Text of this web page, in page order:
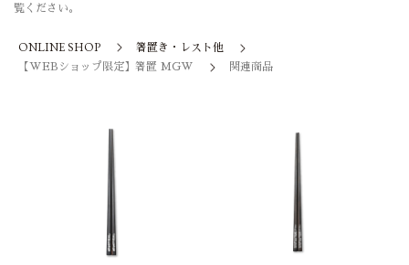
覧ください。
ONLINE SHOP
箸置き・レスト他
【WEBショップ限定】箸置 MGW
関連商品